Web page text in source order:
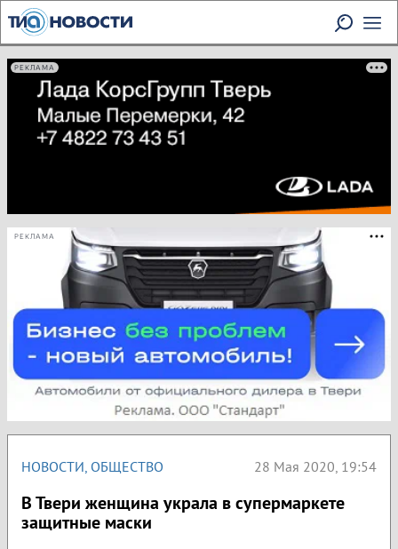
РЕКЛАМА
РЕКЛАМА
НОВОСТИ, ОБЩЕСТВО 28 Мая 2020, 19:54
В Твери женщина украла в супермаркете
защитные маски